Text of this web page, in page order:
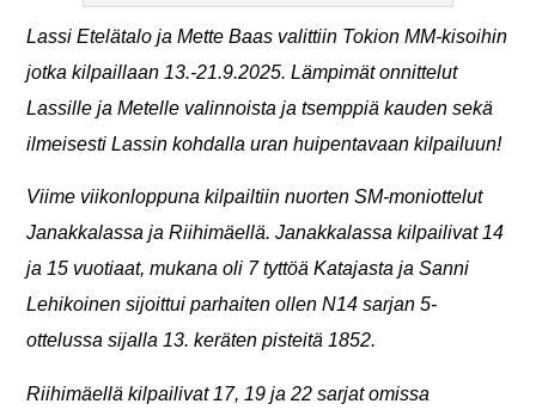
Lassi Etelätalo ja Mette Baas valittiin Tokion MM-kisoihin
jotka kilpaillaan 13.-21.9.2025. Lämpimät onnittelut
Lassille ja Metelle valinnoista ja tsemppiä kaudensekä
ilmeisesti Lassin kohdalla uran huipentavaan kilpailuun!
Viime viikonloppuna kilpailtiin nuorten SM-moniottelut
Janakkalassa ja Riihimäellä. Janakkalassa kilpailivat 14
ja 15 vuotiaat, mukana oli 7 tyttöä Katajasta ja Sanni
Lehikoinen sijoittui parhaiten ollenN14 sarjan 5-
ottelussa sijalla 13. keräten pisteitä 1852.
Riihimäellä kilpailivat 17, 19 ja 22 sarjat omissa